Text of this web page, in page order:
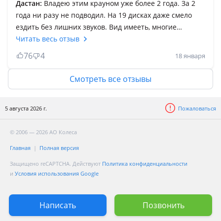
Дастан: Владею этим крауном уже более 2 года. За 2
года ни разу не подводил. На 19 дисках даже смело
ездить без лишних звуков. Вид имееть, многие
оборачиваются и интересуются. Если чипануть и
снять ограничитель езда будет вообще как самолет,
220 смело держит. Дальше не пробовал. Единственная
минус этой машины — на аккумуляторе. Кто хочет или
мечтает приобрести краун, смело покупайте, но
городу 11-14, трасса 8-10,. По кузову запчасти
немножко сложновато а по двигателю и по ходовку
полно! Подходит от лексуса джса.
Читать весь отзыв
76 4 18 января
Смотреть все отзывы
5 августа 2026 г. Пожаловаться
Написать Позвонить
© 2006 — 2026 АО Колеса
Главная Полная версия
Защищено reCAPTCHA. Действуют Политика конфиденциальности
и Условия использования Google